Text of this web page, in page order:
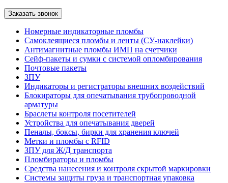
Номерные индикаторные пломбы
Самоклеящиеся пломбы и ленты (СУ-наклейки)
Антимагнитные пломбы ИМП на счетчики
Сейф-пакеты и сумки с системой опломбирования
Почтовые пакеты
ЗПУ
Индикаторы и регистраторы внешних воздействий
Блокираторы для опечатывания трубопроводной
арматуры
Браслеты контроля посетителей
Устройства для опечатывания дверей
Пеналы, боксы, бирки для хранения ключей
Метки и пломбы с RFID
ЗПУ для Ж/Д транспорта
Пломбираторы и пломбы
Средства нанесения и контроля скрытой маркировки
Системы защиты груза и транспортная упаковка